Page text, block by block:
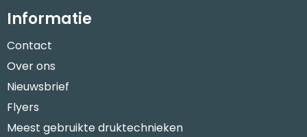
Informatie
Contact
Over ons
Nieuwsbrief
Flyers
Meest gebruikte druktechnieken